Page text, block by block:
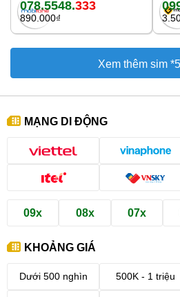
078.5548.333
890.000₫
Xem thêm sim
MẠNG DI ĐỘNG
09x 08x 07x
KHOẢNG GIÁ
Dưới 500 nghìn 500K - 1 triệu